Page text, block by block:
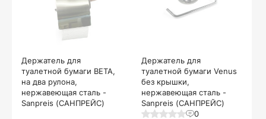
Держатель для
туалетной бумаги BETA,
на два рулона,
нержавеющая сталь -
Sanpreis (САНПРЕЙС)
Держатель для
туалетной бумаги Venus
без крышки,
нержавеющая сталь -
Sanpreis (САНПРЕЙС)
0